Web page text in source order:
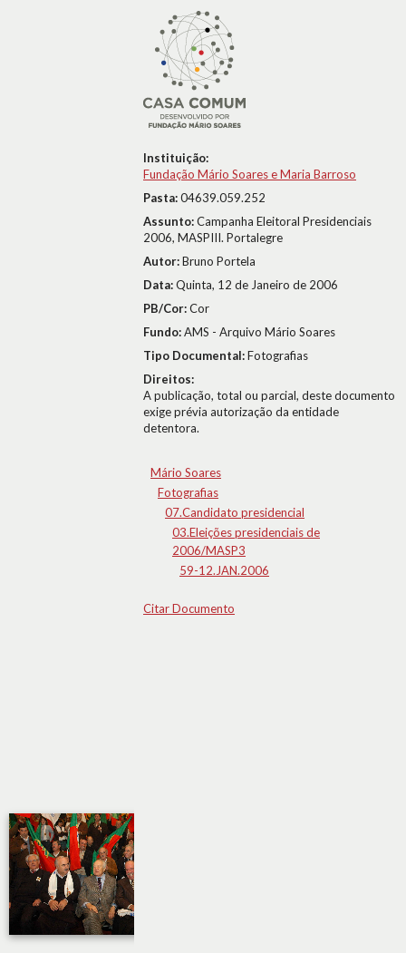
Instituição:
Fundação Mário Soares e Maria Barroso
Pasta:04639.059.252
Assunto:Campanha Eleitoral Presidenciais
2006, MASPIII. Portalegre
Autor:Bruno Portela
Data:Quinta, 12 de Janeiro de 2006
PB/Cor:Cor
Fundo:AMS - Arquivo Mário Soares
Tipo Documental:Fotografias
Direitos:
A publicação, total ou parcial, deste documento
exige prévia autorização da entidade
detentora.
Mário Soares
Fotografias
07.Candidato presidencial
03.Eleições presidenciais de
2006/MASP3
59-12.JAN.2006
Citar Documento